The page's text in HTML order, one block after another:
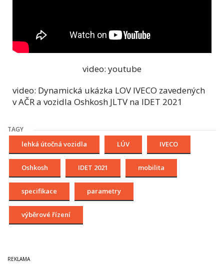
video: youtube
video: Dynamická ukázka LOV IVECO zavedených
v AČR a vozidla Oshkosh JLTV na IDET 2021
TAGY
lehká útočná vozidla LÚV IVECO
Oshkosh IDET 2021 mobilita
specifikace parametry
výběrové řízení